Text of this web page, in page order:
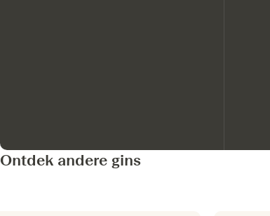
Ontdek andere gins